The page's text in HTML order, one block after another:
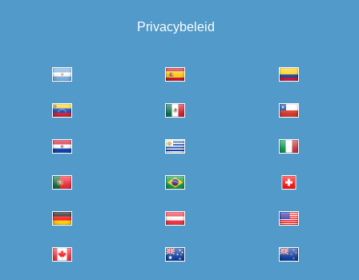
Privacybeleid